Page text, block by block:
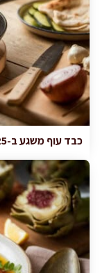
כבד עוף משגע ב-25 דקות, בלי להרתיח ובלי להתייבש